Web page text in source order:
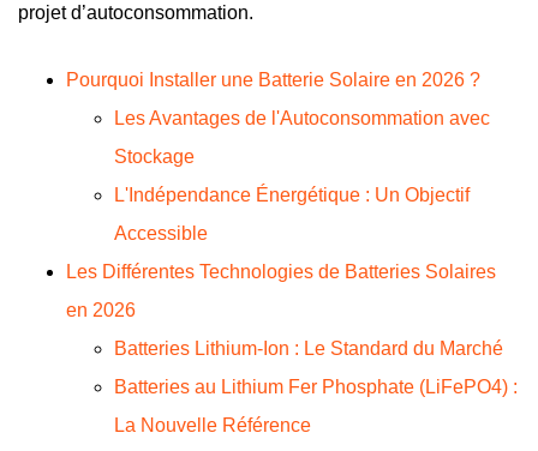
projet d’autoconsommation.
Pourquoi Installer une Batterie Solaire en 2026 ?
Les Avantages de l'Autoconsommation avec
Stockage
L'Indépendance Énergétique : Un Objectif
Accessible
Les Différentes Technologies de Batteries Solaires
en 2026
Batteries Lithium-Ion : Le Standard du Marché
Batteries au Lithium Fer Phosphate (LiFePO4) :
La Nouvelle Référence